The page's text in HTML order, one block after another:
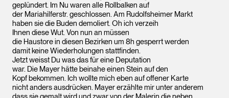
geplündert. Im Nu waren alle Rollbalken auf
der Mariahilferstr. geschlossen. Am Rudolfsheimer Markt
haben sie die Buden demoliert. Oh ich verzeih
Ihnen diese Wut. Von nun an müssen
die Haustore in diesen Bezirken um 8h gesperrt werden
damit keine Wiederholungen stattfinden.
Jetzt weisst Du was das für eine Deputation
war. Die Mayer hätte beinahe einen Stein auf den
Kopf bekommen. Ich wollte mich eben auf offener Karte
nicht anders ausdrücken. Mayer erzählte mir unter anderem